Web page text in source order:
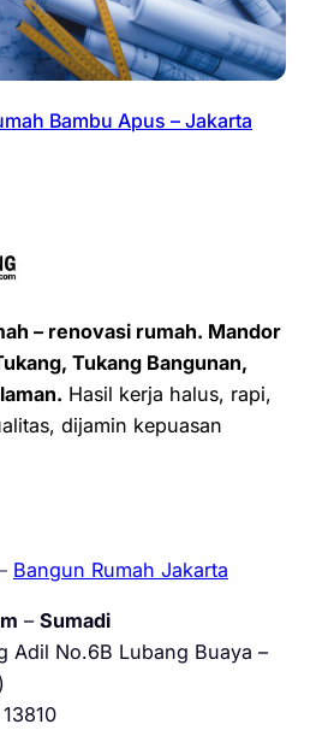
Bambu Apus – Jakarta
– renovasi rumah. Mandor
Tukang Bangunan,
Hasil kerja halus, rapi,
dijamin kepuasan
Bangun Rumah Jakarta
– Sumadi
Adil No.6B Lubang Buaya –